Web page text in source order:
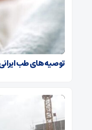
توصیه‌های طب